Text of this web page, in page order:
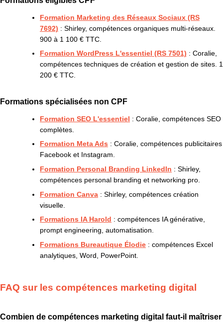
Formation Marketing des Réseaux Sociaux (RS
7692) : Shirley, compétences organiques multi-réseaux.
900 à 1 100 € TTC.
Formation WordPress L'essentiel (RS 7501) : Coralie,
compétences techniques de création et gestion de sites. 1
200 € TTC.
Formations spécialisées non CPF
Formation SEO L'essentiel : Coralie, compétences SEO
complètes.
Formation Meta Ads : Coralie, compétences publicitaires
Facebook et Instagram.
Formation Personal Branding LinkedIn : Shirley,
compétences personal branding et networking pro.
Formation Canva : Shirley, compétences création
visuelle.
Formations IA Harold : compétences IA générative,
prompt engineering, automatisation.
Formations Bureautique Élodie : compétences Excel
analytiques, Word, PowerPoint.
FAQ sur les compétences marketing digital
Combien de compétences marketing digital faut-il maîtriser